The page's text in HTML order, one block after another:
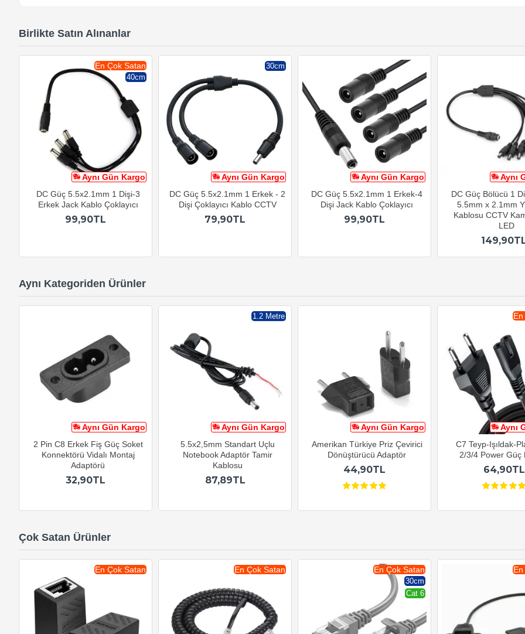
Birlikte Satın Alınanlar
Aynı Gün Kargo
En Çok Satan
40cm
DC Güç 5.5x2.1mm 1 Dişi-3
Erkek Jack Kablo Çoklayıcı
99,90TL
Aynı Gün Kargo
30cm
DC Güç 5.5x2.1mm 1 Erkek - 2
Dişi Çoklayıcı Kablo CCTV
79,90TL
Aynı Gün Kargo
DC Güç 5.5x2.1mm 1 Erkek-4
Dişi Jack Kablo Çoklayıcı
99,90TL
Aynı
DC Güç Bölücü 1
5.5mm x 2.1mm
Kablosu CCTV
LED
Aynı Kategoriden Ürünler
Aynı Gün Kargo
2 Pin C8 Erkek Fiş Güç Soket
Konnektörü Vidalı Montaj
Adaptörü
32,90TL
Aynı Gün Kargo
1.2 Metre
5.5x2,5mm Standart Uçlu
Notebook Adaptör Tamir
Kablosu
87,89TL
Aynı Gün Kargo
Amerikan Türkiye Priz Çevirici
Dönüştürücü Adaptör
44,90TL
Aynı
C7 Teyp-Işıldak-
2/3/4 Power Güç
64,90TL
Çok Satan Ürünler
En Çok Satan En Çok Satan En Çok Satan
30cm
Cat 6